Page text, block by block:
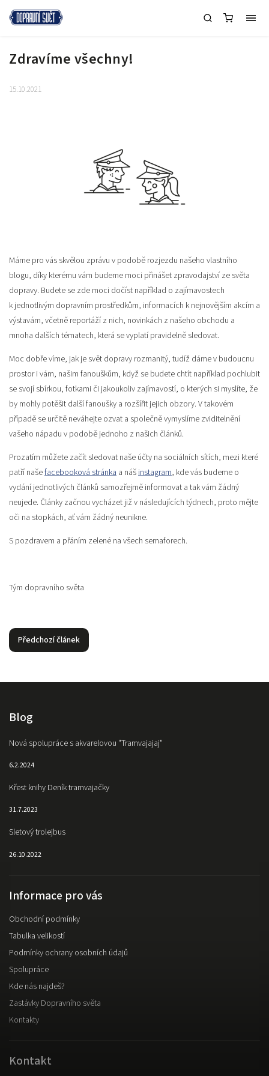
Zdravíme všechny!
15.10.2021
Máme pro vás skvělou zprávu v podobě rozjezdu našeho vlastního
blogu, díky kterému vám budeme moci přinášet zpravodajství ze světa
dopravy. Budete se zde moci dočíst například o zajímavostech
k jednotlivým dopravním prostředkům, informacích k nejnovějším akcím a
výstavám, včetně reportáží z nich, novinkách z našeho obchodu a
mnoha dalších tématech, která se vyplatí pravidelně sledovat.
Moc dobře víme, jak je svět dopravy rozmanitý, tudíž dáme v budoucnu
prostor i vám, našim fanouškům, když se budete chtít například pochlubit
se svojí sbírkou, fotkami či jakoukoliv zajímavostí, o kterých si myslíte, že
by mohly potěšit další fanoušky a rozšířit jejich obzory. V takovém
případě se určitě neváhejte ozvat a společně vymyslíme zviditelnění
vašeho nápadu v podobě jednoho z našich článků.
Prozatím můžete začít sledovat naše účty na sociálních sítích, mezi které
patří našefacebooková stránka a nášinstagram, kde vás budeme o
vydání jednotlivých článků samozřejmě informovat a tak vám žádný
neujede. Články začnou vycházet již v následujících týdnech, proto mějte
oči na stopkách, ať vám žádný neunikne.
S pozdravem a přáním zelené na všech semaforech.
Tým dopravního světa
Předchozí článek
Blog
Nová spolupráce s akvarelovou "Tramvajajaj"
6.2.2024
Křest knihy Deník tramvajačky
31.7.2023
Sletový trolejbus
26.10.2022
Informace pro vás
Obchodní podmínky
Tabulka velikostí
Podmínky ochrany osobních údajů
Spolupráce
Kde nás najdeš?
Zastávky Dopravního světa
Kontakty
Kontakt